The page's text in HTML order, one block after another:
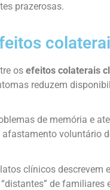
prazerosas.
os efeitos colaterais
reduzem
de memória e
afastamento voluntário
clínicos descrevem
“distantes” de